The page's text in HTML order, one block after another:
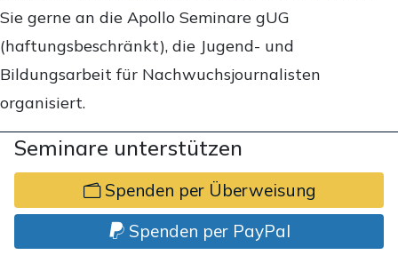
Sie gerne an die Apollo Seminare gUG
(haftungsbeschränkt), die Jugend- und
Bildungsarbeit für Nachwuchsjournalisten
organisiert.
Seminare unterstützen
Spenden per Überweisung
Spenden per PayPal